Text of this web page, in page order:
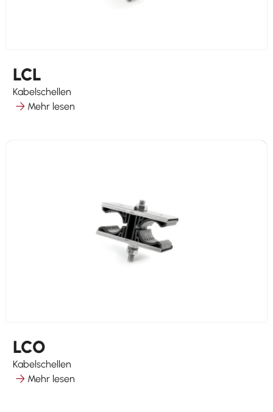
LCL
Kabelschellen
Mehr lesen
LCO
Kabelschellen
Mehr lesen